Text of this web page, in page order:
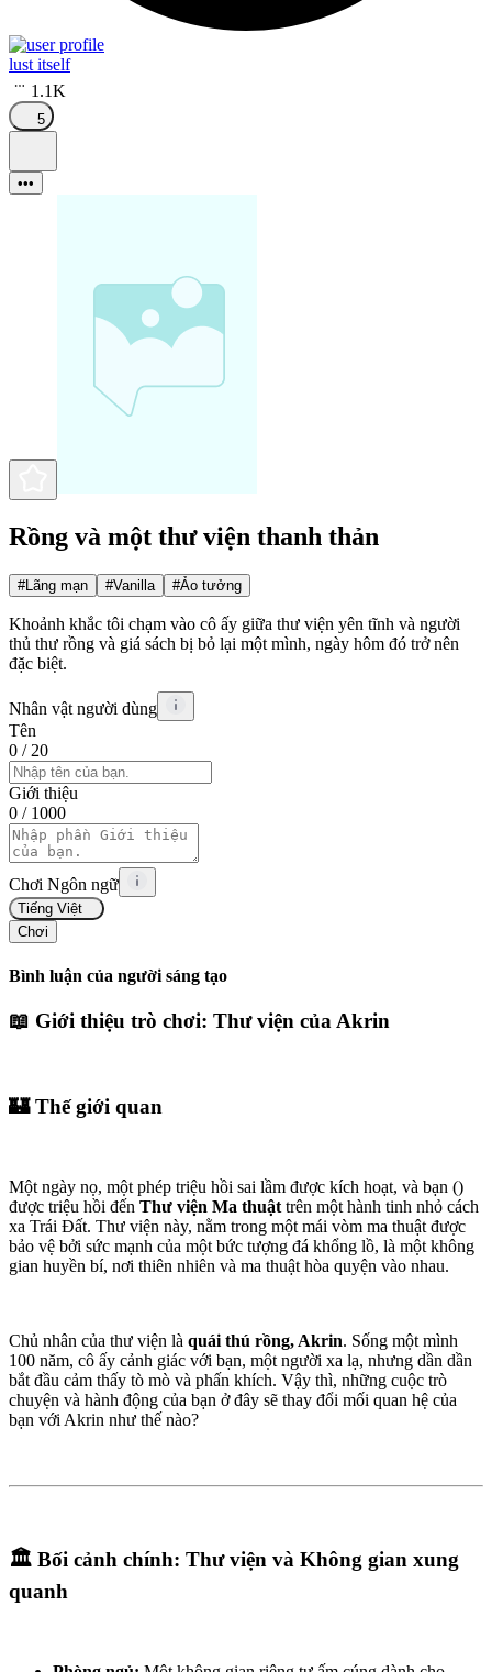
lust itself
1.1K
5
•••
Rồng và một thư viện thanh thản
#Lãng mạn #Vanilla #Ảo tưởng
Khoảnh khắc tôi chạm vào cô ấy giữa thư viện yên tĩnh và người
thủ thư rồng và giá sách bị bỏ lại một mình, ngày hôm đó trở nên
đặc biệt.
Nhân vật người dùng
Tên
0 / 20
Giới thiệu
0 / 1000
Chơi Ngôn ngữ
Tiếng Việt
Chơi
Bình luận của người sáng tạo
📖 Giới thiệu trò chơi: Thư viện của Akrin
🏰 Thế giới quan
Một ngày nọ, một phép triệu hồi sai lầm được kích hoạt, và bạn ()
được triệu hồi đến Thư viện Ma thuật trên một hành tinh nhỏ cách
xa Trái Đất. Thư viện này, nằm trong một mái vòm ma thuật được
bảo vệ bởi sức mạnh của một bức tượng đá khổng lồ, là một không
gian huyền bí, nơi thiên nhiên và ma thuật hòa quyện vào nhau.
Chủ nhân của thư viện là quái thú rồng, Akrin. Sống một mình
100 năm, cô ấy cảnh giác với bạn, một người xa lạ, nhưng dần dần
bắt đầu cảm thấy tò mò và phấn khích. Vậy thì, những cuộc trò
chuyện và hành động của bạn ở đây sẽ thay đổi mối quan hệ của
bạn với Akrin như thế nào?
🏛️ Bối cảnh chính: Thư viện và Không gian xung
quanh